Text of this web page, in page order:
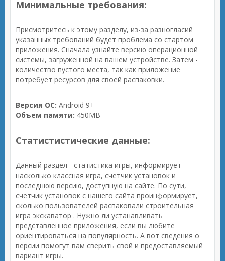
Минимальные требования:
Присмотритесь к этому разделу, из-за разногласий
указанных требований будет проблема со стартом
приложения. Сначала узнайте версию операционной
системы, загруженной на вашем устройстве. Затем -
количество пустого места, так как приложение
потребует ресурсов для своей распаковки.
Версия ОС: Android 9+
Объем памяти: 450MB
Статистистические данные:
Данный раздел - статистика игры, информирует
насколько классная игра, счетчик установок и
последнюю версию, доступную на сайте. По сути,
счетчик установок с нашего сайта проинформирует,
сколько пользователей распаковали строительная
игра экскаватор . Нужно ли устанавливать
представленное приложения, если вы любите
ориентироваться на популярность. А вот сведения о
версии помогут вам сверить свой и предоставляемый
вариант игры.